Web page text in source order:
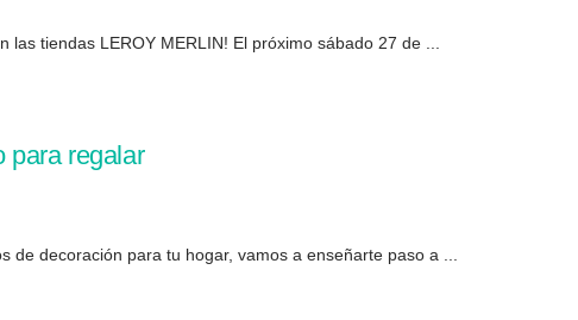
las tiendas LEROY MERLIN! El próximo sábado 27 de ...
para regalar
decoración para tu hogar, vamos a enseñarte paso a ...